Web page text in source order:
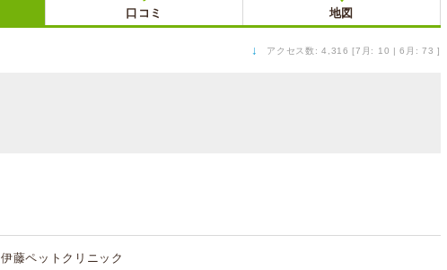
口コミ 地図
↓ アクセス数: 4,316 [7月: 10 | 6月: 73 ]
伊藤ペットクリニック